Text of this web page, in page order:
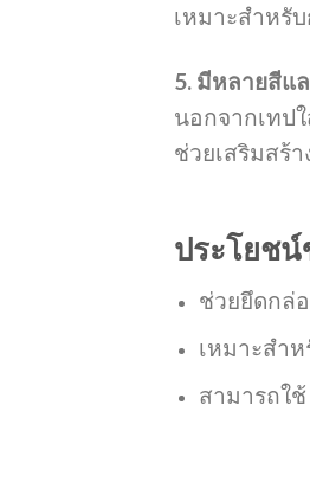
เหมาะสำหรั
5. มีหลายสีแ
นอกจากเทป
ช่วยเสริมสร้
ประโยชน์
ช่วยยึดกล่
เหมาะสำ
สามารถใ